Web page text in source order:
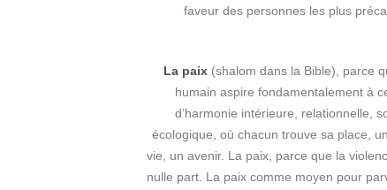
faveur des personnes les plus
La paix (shalom dans la Bible), parce
humain aspire fondamentalement à
d’harmonie intérieure, relationnelle,
écologique, où chacun trouve sa place,
vie, un avenir. La paix, parce que la
nulle part. La paix comme moyen pour